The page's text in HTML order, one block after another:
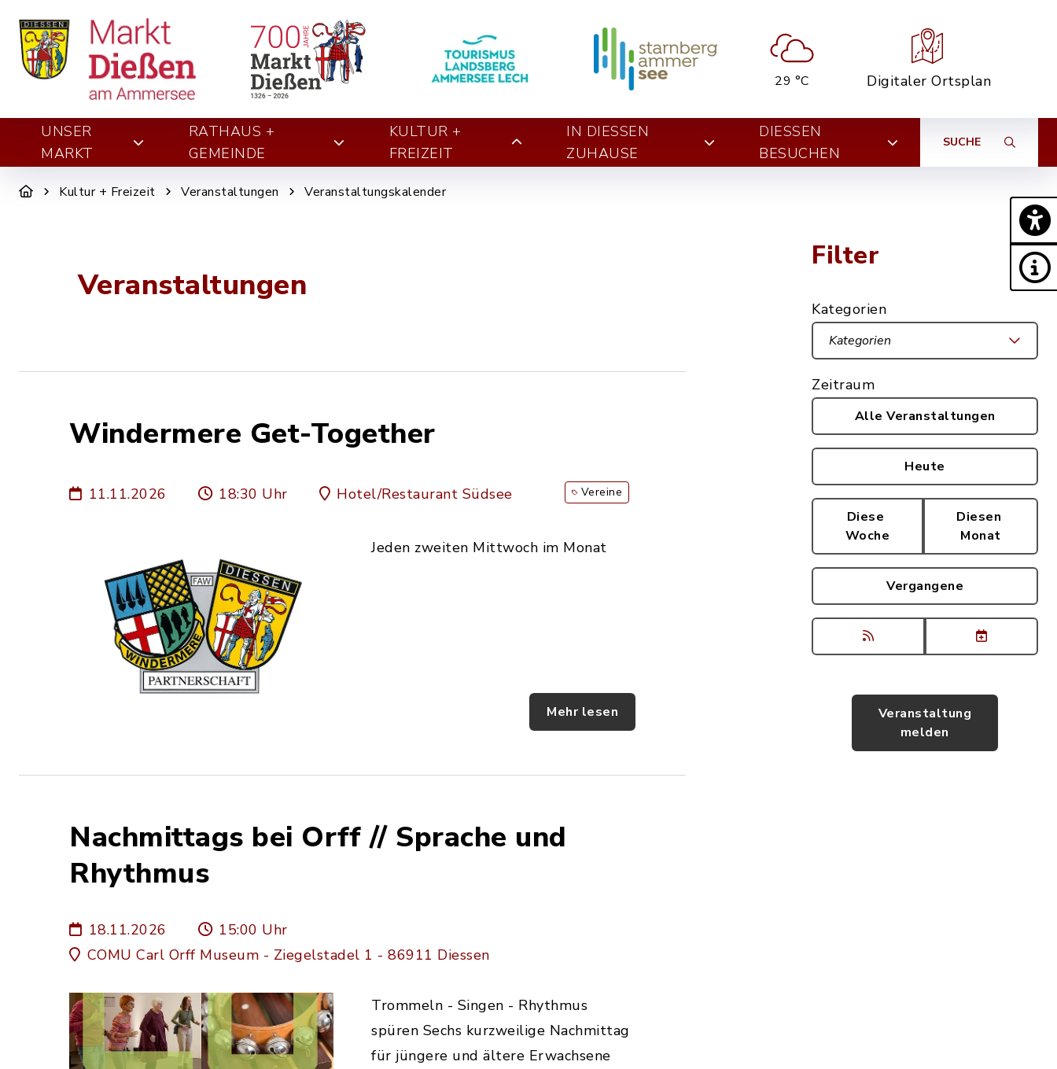
29 °C Digitaler Ortsplan
UNSER
MARKT
RATHAUS +
GEMEINDE
KULTUR +
FREIZEIT
IN DIESSEN Z
UHAUSE
DIESSEN B
ESUCHEN
SUCHE
Kultur + Freizeit Veranstaltungen Veranstaltungskalender
Veranstaltungen
Windermere Get-Together
11.11.2026 18:30 Uhr Hotel/Restaurant Südsee Vereine
Jeden zweiten Mittwoch im Monat
Mehr lesen
Nachmittags bei Orff // Sprache und
Rhythmus
18.11.2026
15:00 Uhr
COMU Carl Orff Museum - Ziegelstadel 1 - 86911 Diessen
Trommeln - Singen - Rhythmus
spüren Sechs kurzweilige Nachmittag
für jüngere und ältere Erwachsene
Filter
Kategorien
Kategorien
Zeitraum
Alle Veranstaltungen
Heute
Diese
Woche
Diesen
Monat
Vergangene
Veranstaltung
melden